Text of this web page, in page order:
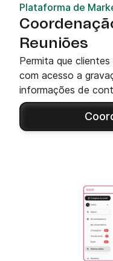
Plataforma de
Reuniões
Permita que
com acesso a
informações de